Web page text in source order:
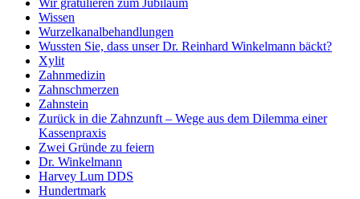
Wir gratulieren zum Jubiläum
Wissen
Wurzelkanalbehandlungen
Wussten Sie, dass unser Dr. Reinhard Winkelmann bäckt?
Xylit
Zahnmedizin
Zahnschmerzen
Zahnstein
Zurück in die Zahnzunft – Wege aus dem Dilemma einer
Kassenpraxis
Zwei Gründe zu feiern
Dr. Winkelmann
Harvey Lum DDS
Hundertmark